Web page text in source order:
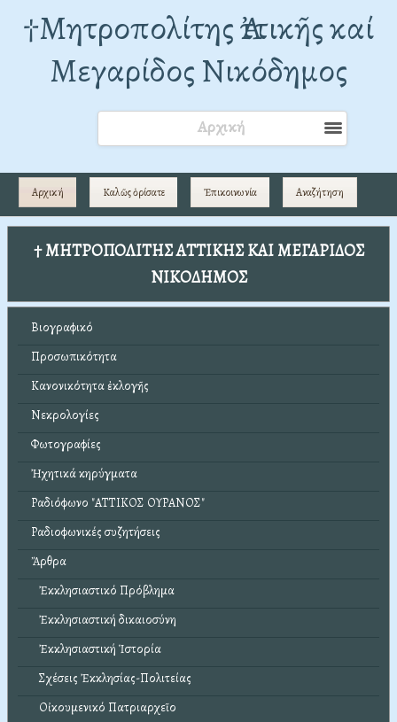
†Mητροπολίτης Ἀττικῆς καί
Μεγαρίδος Νικόδημος
Αρχική
Αρχική Καλῶς ὁρίσατε Ἐπικοινωνία Αναζήτηση
† ΜΗΤΡΟΠΟΛΙΤΗΣ ΑΤΤΙΚΗΣ ΚΑΙ ΜΕΓΑΡΙΔΟΣ
ΝΙΚΟΔΗΜΟΣ
Βιογραφικό
Προσωπικότητα
Κανονικότητα ἐκλογῆς
Νεκρολογίες
Φωτογραφίες
Ἠχητικά κηρύγματα
Ραδιόφωνο "ΑΤΤΙΚΟΣ ΟΥΡΑΝΟΣ"
Ραδιοφωνικές συζητήσεις
Ἄρθρα
Ἐκκλησιαστικό Πρόβλημα
Ἐκκλησιαστική δικαιοσύνη
Ἐκκλησιαστική Ἱστορία
Σχέσεις Ἐκκλησίας-Πολιτείας
Οἰκουμενικό Πατριαρχεῖο